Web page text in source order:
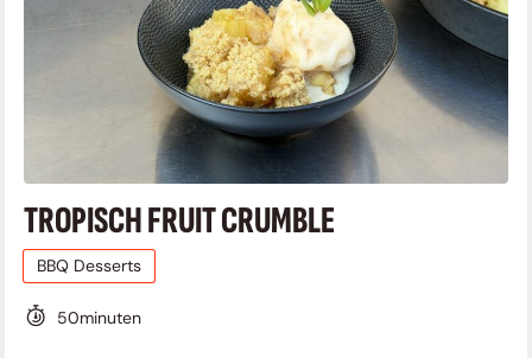
TROPISCH FRUIT CRUMBLE
BBQ Desserts
50minuten